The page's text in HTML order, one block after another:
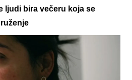
ljudi bira večeru koja se